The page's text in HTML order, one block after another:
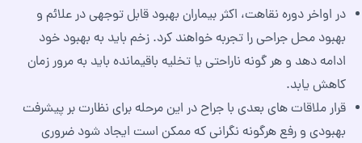
در اواخر دوره نقاهت، اکثر بیماران بهبود قابل توجهی در علائم و
بهبود محل جراحی را تجربه خواهند کرد. زخم باید به بهبود خود
ادامه دهد و هر گونه ناراحتی یا تخلیه باقیمانده باید به مرور زمان
کاهش یابد.
قرار ملاقات های بعدی با جراح در این مرحله برای نظارت بر پیشرفت
بهبودی و رفع هرگونه نگرانی که ممکن است ایجاد شود ضروری